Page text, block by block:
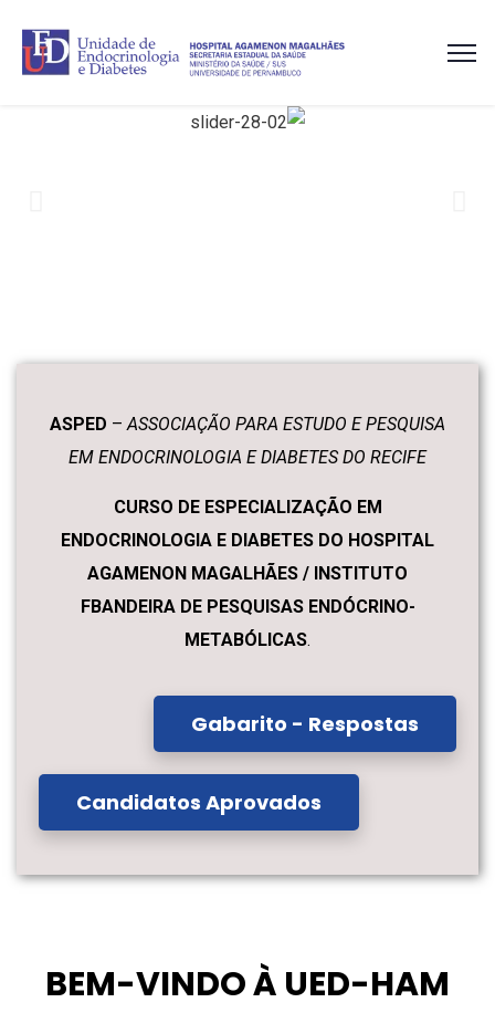
ASPED –ASSOCIAÇÃO PARA ESTUDO E PESQUISA
EM ENDOCRINOLOGIA E DIABETES DO RECIFE
CURSO DE ESPECIALIZAÇÃO EM
ENDOCRINOLOGIA E DIABETES DO HOSPITAL
AGAMENON MAGALHÃES / INSTITUTO
FBANDEIRA DE PESQUISAS ENDÓCRINO-
METABÓLICAS.
Gabarito - Respostas
Candidatos Aprovados
BEM-VINDO À UED-HAM